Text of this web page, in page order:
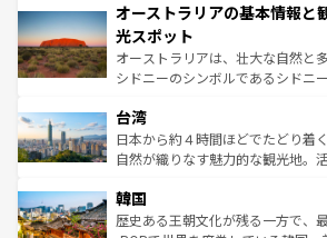
部のニューオーリンズでは、音楽
文化が魅力。旅行者はアメリカの
しみながら、その多様性と豊かな
るだろう。車でのロードトリップ
情報は
ワイ島は見逃せない。また、定番
島だが、静かな自然を求めるなら
おすすめ。エメラルドグリーンに
文化や歴史が息づいている。「ア
人々、おいしいローカルフードや
ク、伝統的なフラダンスなど、す
っている。訪れるたびに新しい発
はコンテンツ一覧
オーストラリアの基本情報と
光スポット
オーストラリアは、壮大な自然と
シドニーのシンボルであるシドニ
リアリーフや大陸中央部にそびえ
ク）、タスマニアの美しい原生林
ど、見どころがたくさん。また、
いる。アクティビティも充実して
ビング、ハイキングなど、アウト
台湾
日本から約４時間ほどでたどり着
自然が織りなす魅力的な観光地。
ン）、静ひつな山岳地帯である台
と山間の静けさが共存しており、
韓国
歴史ある王朝文化が残る一方で、